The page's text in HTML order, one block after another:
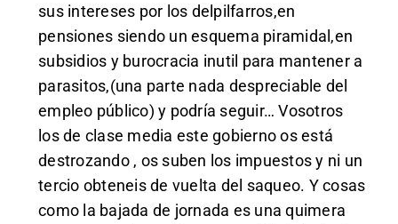
sus intereses por los delpilfarros,en
pensiones siendo un esquema piramidal,en
subsidios y burocracia inutil para mantener a
parasitos,(una parte nada despreciable del
empleo público) y podría seguir… Vosotros
los de clase media este gobierno os está
destrozando , os suben los impuestos y ni un
tercio obteneis de vuelta del saqueo. Y cosas
como la bajada de jornada es una quimera